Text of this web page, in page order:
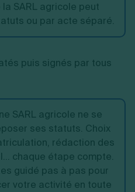
SARL agricole peut
ou par acte séparé.
puis signés par tous
SARL agricole ne se
ses statuts. Choix
rédaction des
chaque étape compte.
guidé pas à pas pour
votre activité en toute